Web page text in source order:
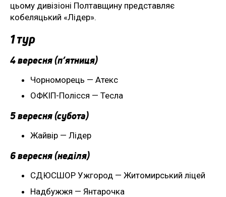
цьому дивізіоні Полтавщину представляє
кобеляцький «Лідер».
1 тур
4 вересня (п’ятниця)
Чорноморець — Атекс
ОФКІП-Полісся — Тесла
5 вересня (субота)
Жайвір — Лідер
6 вересня (неділя)
СДЮСШОР Ужгород — Житомирський ліцей
Надбужжя — Янтарочка